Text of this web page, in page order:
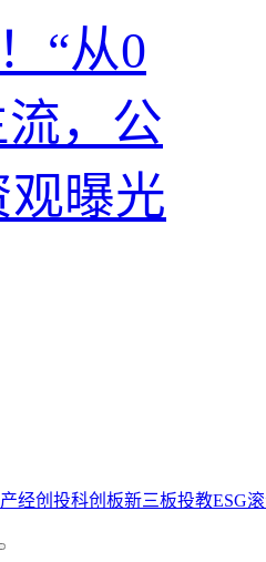
产经创投科创板新三板投教ESG